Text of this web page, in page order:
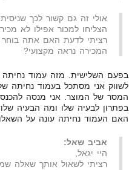
אולי זה גם קשור לכך
הצליחו למכור אפילו לא
רציתי לדעת האם אתה בוחר
המכירה נראה מקצועי?
בפעם השלישית. מזה עמוד נחיתה
לשווק אני מסתכל בעמוד נחיתה
המסר של המוצר. אני מנסה
בפתרון לבעיה שלו ומה הבעיה
האם העמוד נחיתה עונה על
אביב שאל:
היי יגאל,
רציתי לשאול אותך שאלה